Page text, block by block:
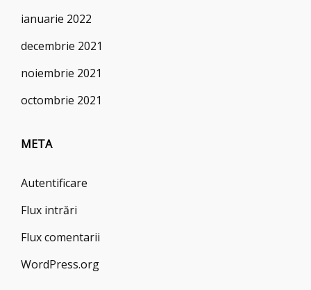
ianuarie 2022
decembrie 2021
noiembrie 2021
octombrie 2021
META
Autentificare
Flux intrări
Flux comentarii
WordPress.org